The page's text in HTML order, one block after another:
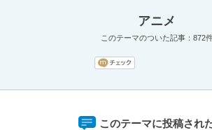
アニメ
このテーマのついた記事：872
このテーマに投稿され